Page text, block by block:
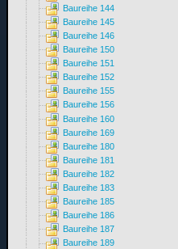
Baureihe 144
Baureihe 145
Baureihe 146
Baureihe 150
Baureihe 151
Baureihe 152
Baureihe 155
Baureihe 156
Baureihe 160
Baureihe 169
Baureihe 180
Baureihe 181
Baureihe 182
Baureihe 183
Baureihe 185
Baureihe 186
Baureihe 187
Baureihe 189